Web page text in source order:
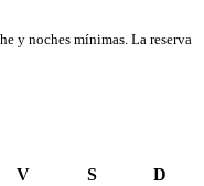
y noches mínimas. La reserva
V S
D